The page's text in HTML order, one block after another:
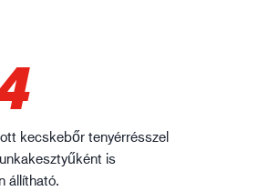
kecskebőr tenyérrésszel
is
állítható.